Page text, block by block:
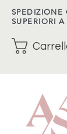
SPEDIZIONE
SUPERIORI